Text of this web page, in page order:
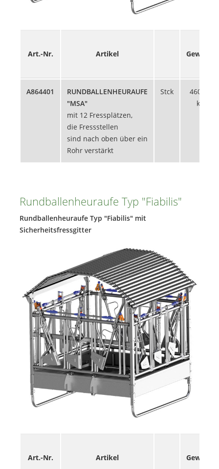
Art.-Nr. Artikel Gewicht
A864401
RUNDBALLENHEURAUFE
"MSA"
mit 12 Fressplätzen,
die Fressstellen
sind nach oben über ein
Rohr verstärkt
Stck
460,41
kg
Rundballenheuraufe Typ "Fiabilis"
Rundballenheuraufe Typ "Fiabilis" mit
Sicherheitsfressgitter
Art.-Nr. Artikel Gewicht